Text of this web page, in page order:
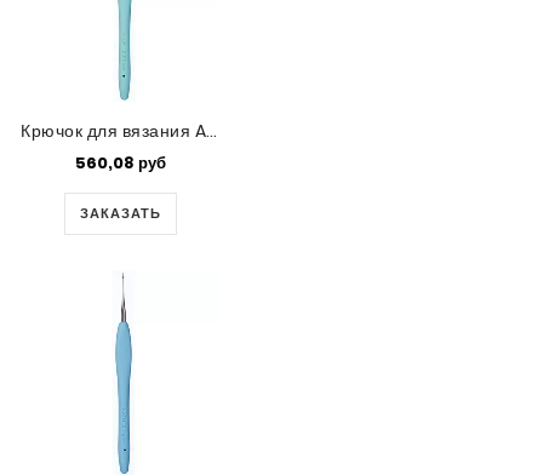
Крючок для вязания Amour №0.9
560,08 руб
ЗАКАЗАТЬ